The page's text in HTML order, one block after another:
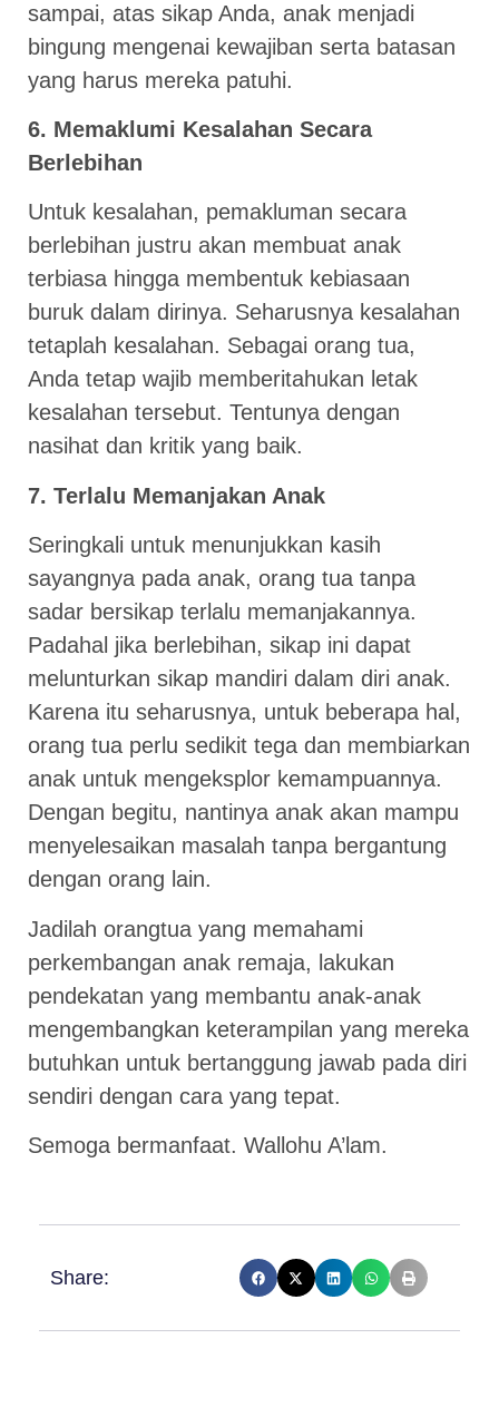
sampai, atas sikap Anda, anak menjadi
bingung mengenai kewajiban serta batasan
yang harus mereka patuhi.
6. Memaklumi Kesalahan Secara
Berlebihan
Untuk kesalahan, pemakluman secara
berlebihan justru akan membuat anak
terbiasa hingga membentuk kebiasaan
buruk dalam dirinya. Seharusnya kesalahan
tetaplah kesalahan. Sebagai orang tua,
Anda tetap wajib memberitahukan letak
kesalahan tersebut. Tentunya dengan
nasihat dan kritik yang baik.
7. Terlalu Memanjakan Anak
Seringkali untuk menunjukkan kasih
sayangnya pada anak, orang tua tanpa
sadar bersikap terlalu memanjakannya.
Padahal jika berlebihan, sikap ini dapat
melunturkan sikap mandiri dalam diri anak.
Karena itu seharusnya, untuk beberapa hal,
orang tua perlu sedikit tega dan membiarkan
anak untuk mengeksplor kemampuannya.
Dengan begitu, nantinya anak akan mampu
menyelesaikan masalah tanpa bergantung
dengan orang lain.
Jadilah orangtua yang memahami
perkembangan anak remaja, lakukan
pendekatan yang membantu anak-anak
mengembangkan keterampilan yang mereka
butuhkan untuk bertanggung jawab pada diri
sendiri dengan cara yang tepat.
Semoga bermanfaat. Wallohu A’lam.
Share: